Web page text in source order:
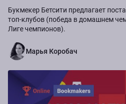
Букмекер Бетсити предлагает
топ-клубов (победа в домашнем
Лиге чемпионов).
Марья Коробач